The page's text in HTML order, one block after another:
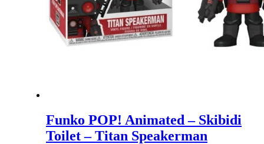
Funko POP! Animated – Skibidi
Toilet – Titan Speakerman